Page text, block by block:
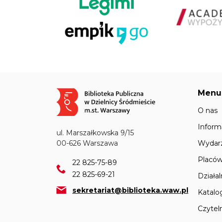
Obraz
ul. Marszałkowska 9/15
00-626 Warszawa
22 825-75-89
22 825-69-21
sekretariat@biblioteka.waw.pl
Menu
O nas